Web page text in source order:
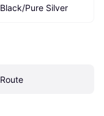
Black/Pure Silver
Route